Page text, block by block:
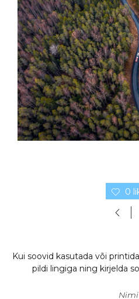
0
Kui soovid kasutada või
pildi lingiga ning kirjelda